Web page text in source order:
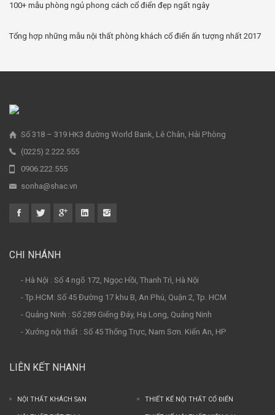
100+ mẫu phòng ngủ phong cách cổ điển đẹp ngất ngây
Tổng hợp những mẫu nội thất phòng khách cổ điển ấn tượng nhất 2017
Số 318 – 319 HK3 đường World Bank, Lê Chân, Hải Phòng
(0225) 2.222.555
0906.222.555
sonha@shac.vn
CHI NHÁNH
- Hà Nội : Số 4 ngõ 172, Ngọc Hồi, Thanh Trì, Hà Nội
- Tp.HCM: Số 45 Đường 17 khu B, An Phú, Quận 2, Tp. HCM
- Quảng Ninh : Số 289 Giếng Đáy, Hạ Long, Quảng Ninh
- Xưởng nội thất : Số 45 Thống Trực, Nam Sơn. Kiến An, HP
LIÊN KẾT NHANH
NỘI THẤT KHÁCH SẠN THIẾT KẾ NỘI THẤT CỔ ĐIỂN